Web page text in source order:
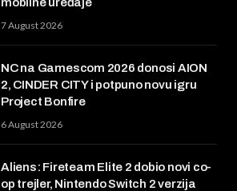
7 August 2026
NC na Gamescom 2026 donosi AION
2, CINDER CITY i potpuno novu igru
Project Bonfire
6 August 2026
Aliens: Fireteam Elite 2 dobio novi co-
op trejler, Nintendo Switch 2 verzija